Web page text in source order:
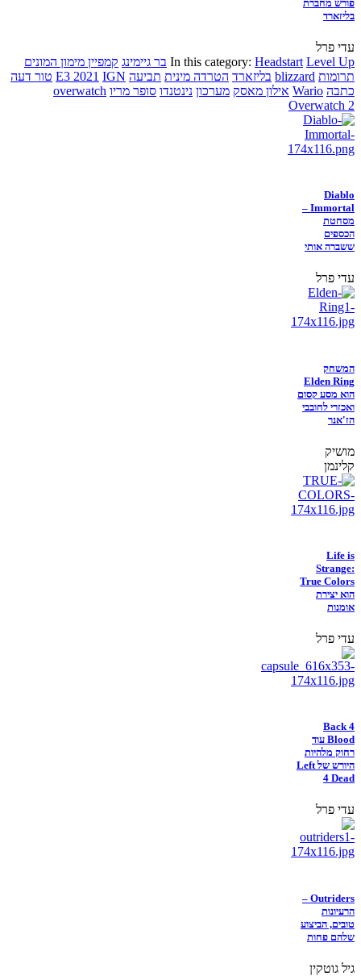
פורש מחברת
בליזארד
עדי פרל
In this category: Headstart Level Up בר גיימינג קמפיין מימון המונים
תרומות blizzard בליזארד הטרדה מינית תביעה E3 2021 IGN
טור דעה
כתבה Wario אילון מאסק מערכון נינטנדו סופר מריו overwatch
Overwatch 2
Diablo
Immortal –
מסחטת
הכספים
ששברה אותי
עדי פרל
המשחק
Elden Ring
הוא מסע קסום
ואכזרי לחובבי
הז'אנר
מושיק
קלינמן
Life is
Strange:
True Colors
הוא יצירת
אומנות
עדי פרל
Back 4
Blood עוד
רחוק מלהיות
היורש של Left
4 Dead
עדי פרל
Outriders –
הרעיונות
טובים, הביצוע
שלהם פחות
גיל גוטקין